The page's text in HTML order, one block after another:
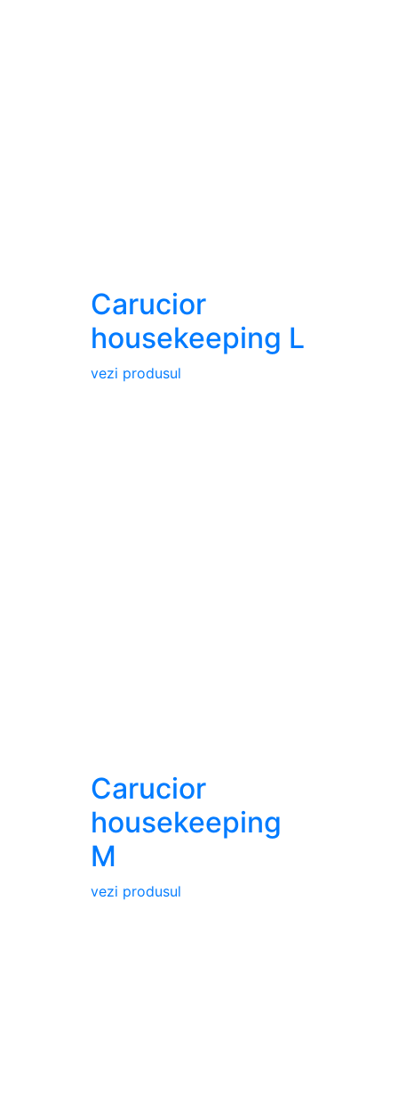
Carucior
housekeeping L
vezi produsul
Carucior
housekeeping
M
vezi produsul